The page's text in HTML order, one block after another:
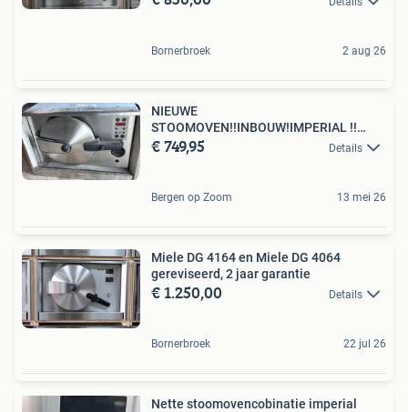
Bornerbroek 2 aug 26
NIEUWE
STOOMOVEN!!INBOUW!IMPERIAL !!
professioneel apparaat
€ 749,95 Details
Bergen op Zoom 13 mei 26
Miele DG 4164 en Miele DG 4064
gereviseerd, 2 jaar garantie
€ 1.250,00 Details
Bornerbroek 22 jul 26
Nette stoomovencobinatie imperial